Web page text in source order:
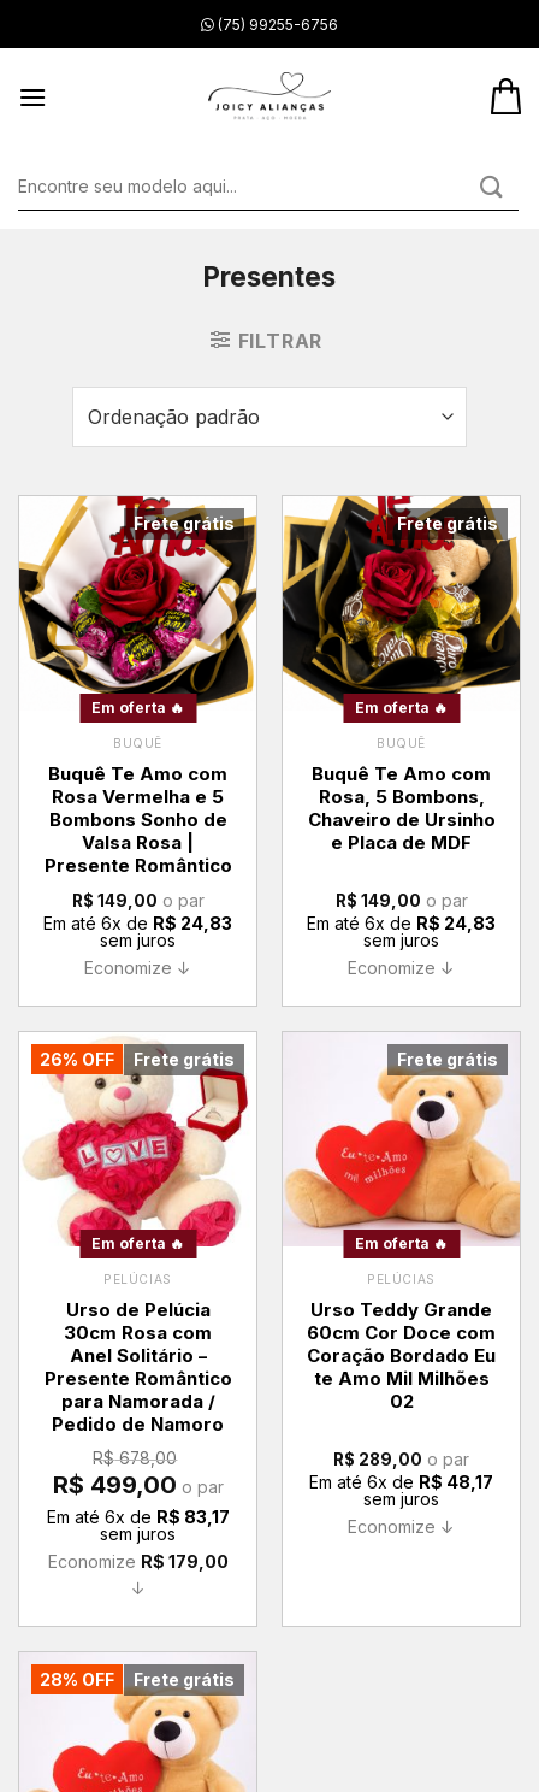
to
(75) 99255-6756
Pesquisar
Presentes
FILTRAR
Frete grátis
Em oferta 🔥
BUQUÊ
Buquê Te Amo com
Rosa Vermelha e 5
Bombons Sonho de
Valsa Rosa |
Presente Romântico
R$ 149,00 o par
Em até 6x de R$ 24,83
sem juros
Economize ↓
Frete grátis
Em oferta 🔥
BUQUÊ
Buquê Te Amo com
Rosa, 5 Bombons,
Chaveiro de Ursinho
e Placa de MDF
R$ 149,00 o par
Em até 6x de R$ 24,83
sem juros
Economize ↓
Frete grátis
26% OFF
Em oferta 🔥
PELÚCIAS
Urso de Pelúcia
30cm Rosa com
Anel Solitário –
Presente Romântico
para Namorada /
Pedido de Namoro
R$678,00
O
preço
era:
R$ 678,00.
R$ 499,00preço
é:
o par
Em até 6x de R$ 83,17
sem juros
Economize R$ 179,00
↓
Frete grátis
Em oferta 🔥
PELÚCIAS
Urso Teddy Grande
60cm Cor Doce com
Coração Bordado Eu
te Amo Mil Milhões
02
R$ 289,00 o par
Em até 6x de R$ 48,17
sem juros
Economize ↓
Frete grátis
28% OFF